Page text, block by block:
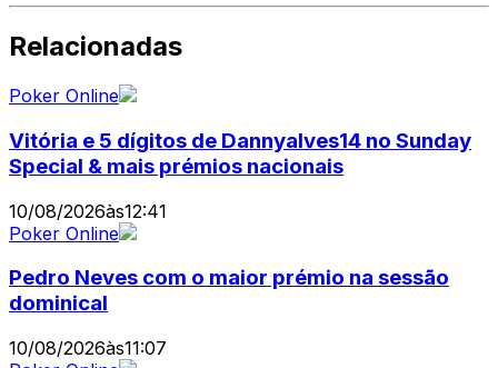
Relacionadas
Poker Online
Vitória e 5 dígitos de Dannyalves14 no Sunday
Special & mais prémios nacionais
10/08/2026às12:41
Poker Online
Pedro Neves com o maior prémio na sessão
dominical
10/08/2026às11:07